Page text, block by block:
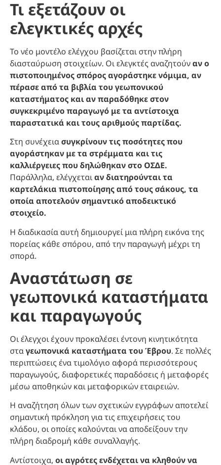
Τι εξετάζουν οι
ελεγκτικές αρχές
Το νέο μοντέλο ελέγχου βασίζεται στην πλήρη
διασταύρωση στοιχείων. Οι ελεγκτές αναζητούναν ο
πιστοποιημένος σπόρος αγοράστηκε νόμιμα, αν
πέρασε από τα βιβλία του γεωπονικού
καταστήματος και αν παραδόθηκε στον
συγκεκριμένο παραγωγό με τα αντίστοιχα
παραστατικά και τους αριθμούς παρτίδας.
Στη συνέχειασυγκρίνουν τις ποσότητες που
αγοράστηκαν με τα στρέμματα και τις
καλλιέργειες που δηλώθηκαν στο ΟΣΔΕ.
Παράλληλα, ελέγχεταιαν διατηρούνται τα
καρτελάκια πιστοποίησης από τους σάκους, τα
οποία αποτελούν σημαντικό αποδεικτικό
στοιχείο.
Η διαδικασία αυτή δημιουργεί μια πλήρη εικόνα της
πορείας κάθε σπόρου, από την παραγωγή μέχρι τη
σπορά.
Αναστάτωση σε
γεωπονικά καταστήματα
και παραγωγούς
Οι έλεγχοι έχουν προκαλέσει έντονη κινητικότητα
σταγεωπονικά καταστήματα του Έβρου. Σε πολλές
περιπτώσεις ένα τιμολόγιο αφορά περισσότερους
παραγωγούς, διαφορετικές παραδόσεις ή μεταφορές
μέσω αποθηκών και μεταφορικών εταιρειών.
Η αναζήτηση όλων των σχετικών εγγράφων αποτελεί
σημαντική πρόκληση για τις επιχειρήσεις του
κλάδου, οι οποίες καλούνται να αποδείξουν την
πλήρη διαδρομή κάθε συναλλαγής.
Αντίστοιχα, οι αγρότες ενδέχεται να κληθούν να